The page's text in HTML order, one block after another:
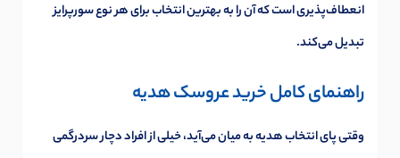
انعطاف‌پذیری است که آن را به بهترین انتخاب برای هر نوع سورپرایز
تبدیل می‌کند.
راهنمای کامل خرید عروسک هدیه
وقتی پای انتخاب هدیه به میان می‌آید، خیلی از افراد دچار سردرگمی